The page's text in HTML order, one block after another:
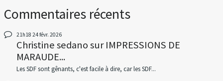
Commentaires récents
21h18 24févr. 2026
Christine sedanosurIMPRESSIONS DE
MARAUDE...
Les SDF sont gênants, c'est facile à dire, car les SDF...